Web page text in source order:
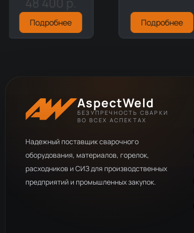
Подробнее Подробнее
AspectWeld
БЕЗУПРЕЧНОСТЬ СВАРКИ
ВО ВСЕХ АСПЕКТАХ
Надежный поставщик сварочного
оборудования, материалов, горелок,
расходников и СИЗ для производственных
предприятий и промышленных закупок.